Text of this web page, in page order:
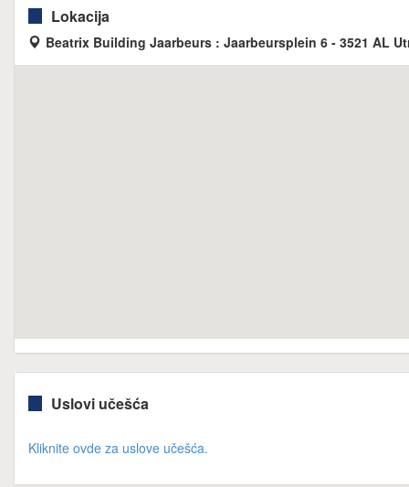
Lokacija
Beatrix Building Jaarbeurs : Jaarbeursplein 6 - 3521 AL
Uslovi učešća
Kliknite ovde za uslove učešća.